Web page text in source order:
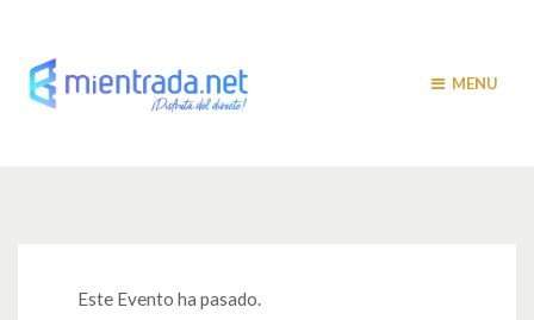
MENU
Este Evento ha pasado.